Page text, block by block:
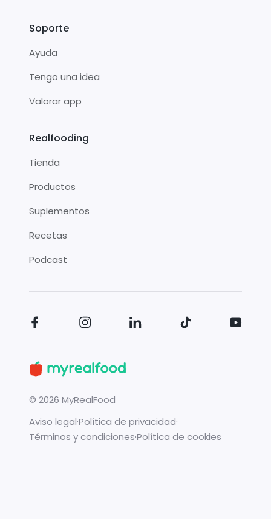
Soporte
Ayuda
Tengo una idea
Valorar app
Realfooding
Tienda
Productos
Suplementos
Recetas
Podcast
© 2026 MyRealFood
Aviso legal·Política de privacidad·
Términos y condiciones·Política de cookies